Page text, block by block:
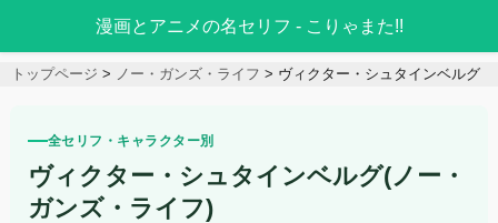
漫画とアニメの名セリフ - こりゃまた!!
トップページ ノー・ガンズ・ライフ ヴィクター・シュタインベルグ
全セリフ・キャラクター別
ヴィクター・シュタインベルグ(ノー・
ガンズ・ライフ)